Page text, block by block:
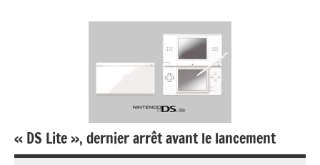
« DS Lite », dernier arrêt avant le lancement